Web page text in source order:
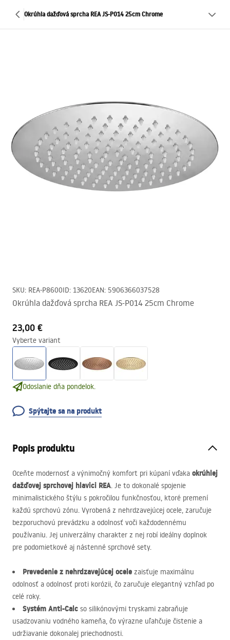
Okrúhla dažďová sprcha REA JS-P014 25cm Chrome
SKU: REA-P8600ID: 13620EAN: 5906366037528
Okrúhla dažďová sprcha REA JS-P014 25cm Chrome
23,00 €
Vyberte variant
Odoslanie dňa pondelok.
Spýtajte sa na produkt
Popis produktu
Oceňte modernosť a výnimočný komfort pri kúpaní vďaka okrúhlej
dažďovej sprchovej hlavici REA. Je to dokonalé spojenie
minimalistického štýlu s pokročilou funkčnosťou, ktoré premení
každú sprchovú zónu. Vyrobená z nehrdzavejúcej ocele, zaručuje
bezporuchovú prevádzku a odolnosť voči každodennému
používaniu. Jej univerzálny charakter z nej robí ideálny doplnok
pre podomietkové aj nástenné sprchové sety.
Prevedenie z nehrdzavejúcej ocele zaisťuje maximálnu
odolnosť a odolnosť proti korózii, čo zaručuje elegantný vzhľad po
celé roky.
Systém Anti-Calc so silikónovými tryskami zabraňuje
usadzovaniu vodného kameňa, čo výrazne uľahčuje čistenie a
udržiavanie dokonalej priechodnosti.